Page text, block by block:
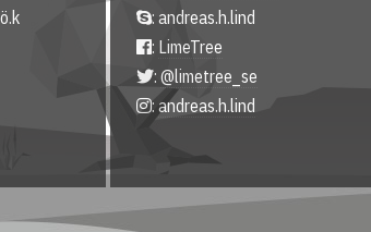
: andreas.h.lind
: LimeTree
:@limetree_se
:andreas.h.lind